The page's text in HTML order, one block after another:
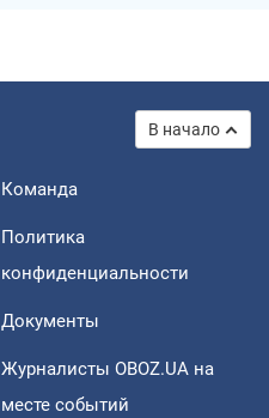
В начало
Команда
Политика
конфиденциальности
Документы
Журналисты OBOZ.UA на
месте событий